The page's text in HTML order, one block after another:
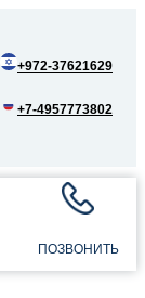
+972-37621629
+7-4957773802
ПОЗВОНИТЬ